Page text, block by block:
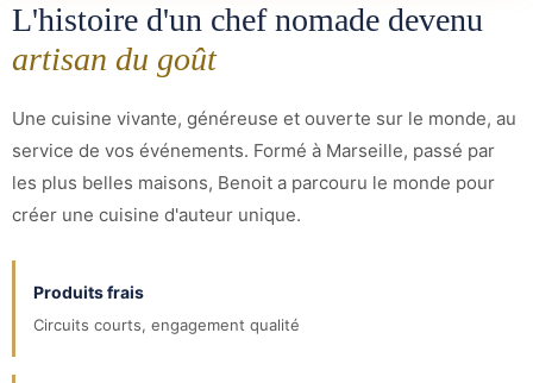
L'histoire d'un chef nomade devenu
artisan du goût
Une cuisine vivante, généreuse et ouverte sur le monde, au
service de vos événements. Formé à Marseille, passé par
les plus belles maisons, Benoit a parcouru le monde pour
créer une cuisine d'auteur unique.
Produits frais
Circuits courts, engagement qualité